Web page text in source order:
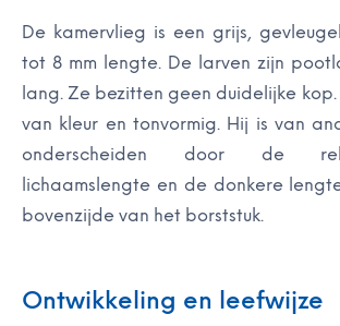
De kamervlieg is een grijs,
tot 8 mm lengte. De larven zijn
lang. Ze bezitten geen duidelijke
van kleur en tonvormig. Hij is van
onderscheiden door de
lichaamslengte en de donkere
bovenzijde van het borststuk.
Ontwikkeling en leefwijze